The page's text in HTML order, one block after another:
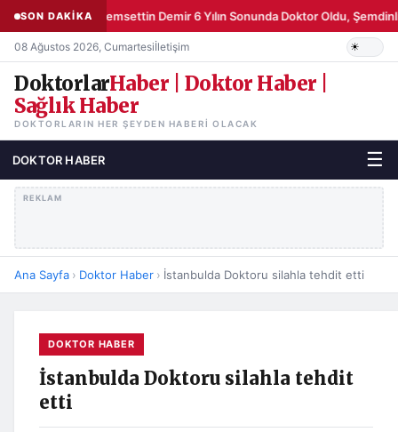
SON DAKİKA Şemsettin Demir 6 Yılın Sonunda Doktor Oldu,
08 Ağustos 2026, Cumartesiİletişim
DoktorlarHaber | Doktor Haber |
Sağlık Haber
DOKTORLARIN HER ŞEYDEN HABERI OLACAK
DOKTOR HABER ☰
REKLAM
Ana Sayfa › Doktor Haber › İstanbulda Doktoru silahla tehdit etti
DOKTOR HABER
İstanbulda Doktoru silahla tehdit
etti